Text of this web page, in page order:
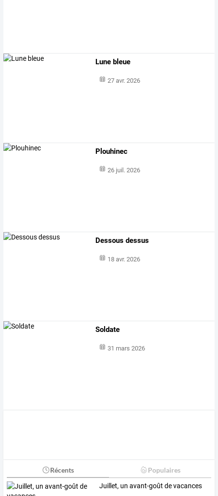
Lune bleue
27 avr. 2026
Plouhinec
26 juil. 2026
Dessous dessus
18 avr. 2026
Soldate
31 mars 2026
Récents Populaires
Juillet, un avant-goût de vacances